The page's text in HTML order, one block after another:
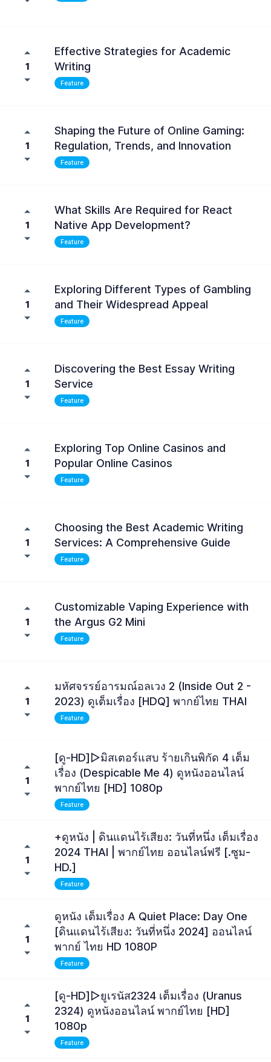
1
Effective Strategies for Academic
Writing
Feature
1
Shaping the Future of Online Gaming:
Regulation, Trends, and Innovation
Feature
1
What Skills Are Required for React
Native App Development?
Feature
1
Exploring Different Types of Gambling
and Their Widespread Appeal
Feature
1
Discovering the Best Essay Writing
Service
Feature
1
Exploring Top Online Casinos and
Popular Online Casinos
Feature
1
Choosing the Best Academic Writing
Services: A Comprehensive Guide
Feature
1
Customizable Vaping Experience with
the Argus G2 Mini
Feature
1
มหัศจรรย์อารมณ์อลเวง 2 (Inside Out 2 -
2023) ดูเต็มเรื่อง [HDQ] พากย์ไทย THAI
Feature
1
[ดู-HD]▷มิสเตอร์แสบ ร้ายเกินพิกัด 4 เต็ม
เรื่อง (Despicable Me 4) ดูหนังออนไลน์
พากย์ไทย [HD] 1080p
Feature
1
+ดูหนัง | ดินแดนไร้เสียง: วันที่หนึ่ง เต็มเรื่อง
2024 THAI | พากย์ไทย ออนไลน์ฟรี [.ซูม-
HD.]
Feature
1
ดูหนัง เต็มเรื่อง A Quiet Place: Day One
[ดินแดนไร้เสียง: วันที่หนึ่ง 2024] ออนไลน์
พากย์ ไทย HD 1080P
Feature
1
[ดู-HD]▷ยูเรนัส2324 เต็มเรื่อง (Uranus
2324) ดูหนังออนไลน์ พากย์ไทย [HD]
1080p
Feature